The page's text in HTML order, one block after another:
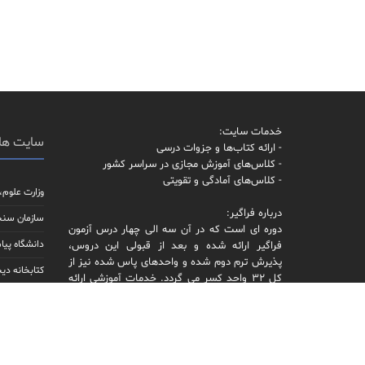
خدمات سایت:
- ارائه کتاب‌ها و جزوات درسی
- کلاس‌های آموزش مجازی در سراسر کشور
- کلاس‌های آمادگی و تقویتی
درباره فراگیر:
دوره ای است که در آن سه الی چهار درس آزمون
فراگیر ارائه شده و بعد از قبولی این دروس،
پذیرش ترم دوم شده و واحدهای پاس شده نیز از
کل 32 واحد کسر می گردد. خدمات آموزشی ارائه
سایت
وزارت
سازمان
دانشگاه
کتابخانه